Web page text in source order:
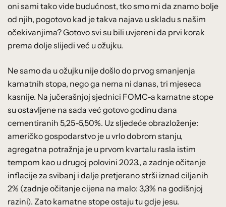
oni sami tako vide budućnost, tko smo mi da znamo bolje
od njih, pogotovo kad je takva najava u skladu s našim
očekivanjima? Gotovo svi su bili uvjereni da prvi korak
prema dolje slijedi već u ožujku.
Ne samo da u ožujku nije došlo do prvog smanjenja
kamatnih stopa, nego ga nema ni danas, tri mjeseca
kasnije. Na jučerašnjoj sjednici FOMC-a kamatne stope
su ostavljene na sada već gotovo godinu dana
cementiranih 5,25-5,50%. Uz sljedeće obrazloženje:
američko gospodarstvo je u vrlo dobrom stanju,
agregatna potražnja je u prvom kvartalu rasla istim
tempom kao u drugoj polovini 2023., a zadnje očitanje
inflacije za svibanj i dalje pretjerano strši iznad ciljanih
2% (zadnje očitanje cijena na malo: 3,3% na godišnjoj
razini). Zato kamatne stope ostaju tu gdje jesu.